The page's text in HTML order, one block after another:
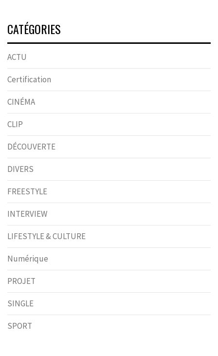
CATÉGORIES
ACTU
Certification
CINÉMA
CLIP
DÉCOUVERTE
DIVERS
FREESTYLE
INTERVIEW
LIFESTYLE & CULTURE
Numérique
PROJET
SINGLE
SPORT